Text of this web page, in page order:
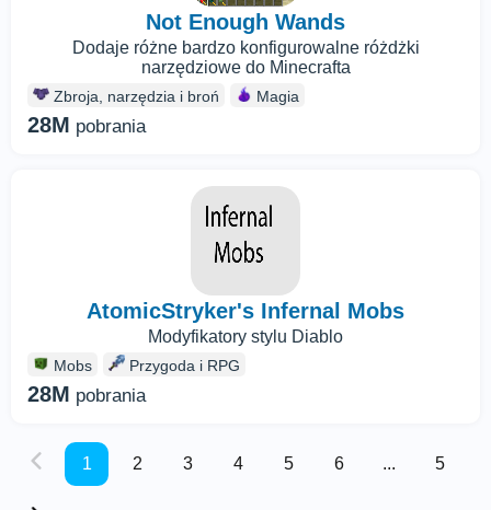
Not Enough Wands
Dodaje różne bardzo konfigurowalne różdżki
narzędziowe do Minecrafta
Zbroja, narzędzia i broń Magia
28M pobrania
AtomicStryker's Infernal Mobs
Modyfikatory stylu Diablo
Mobs Przygoda i RPG
28M pobrania
1 2 3 4 5 6 ... 5